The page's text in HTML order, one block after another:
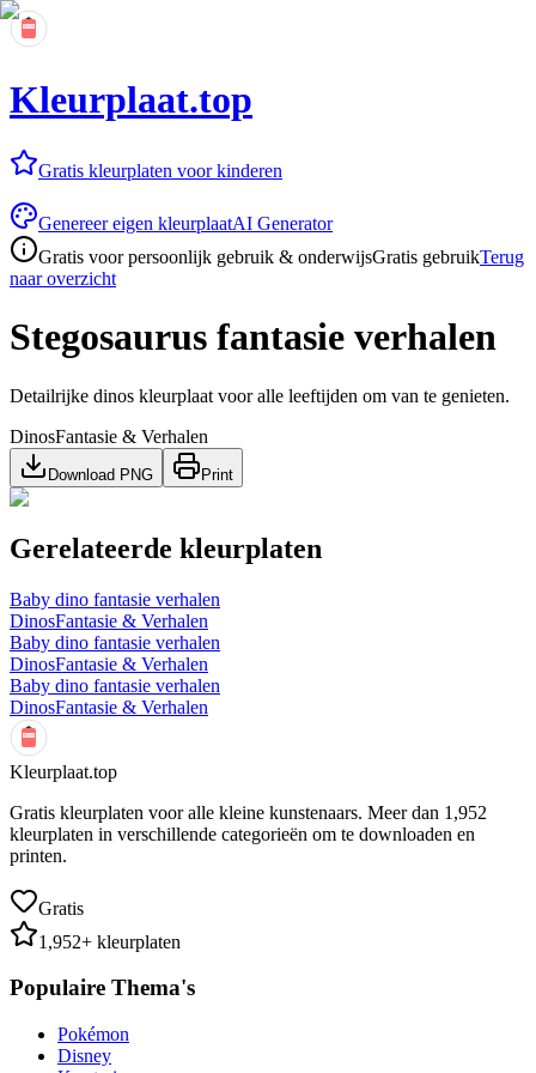
Kleurplaat.top
Gratis kleurplaten voor kinderen
Genereer eigen kleurplaatAI Generator
Gratis voor persoonlijk gebruik & onderwijsGratis gebruikTerug
naar overzicht
Stegosaurus fantasie verhalen
Detailrijke dinos kleurplaat voor alle leeftijden om van te genieten.
DinosFantasie & Verhalen
Download PNG Print
Gerelateerde kleurplaten
Baby dino fantasie verhalen
DinosFantasie & Verhalen
Baby dino fantasie verhalen
DinosFantasie & Verhalen
Baby dino fantasie verhalen
DinosFantasie & Verhalen
Kleurplaat.top
Gratis kleurplaten voor alle kleine kunstenaars. Meer dan 1,952
kleurplaten in verschillende categorieën om te downloaden en
printen.
Gratis
1,952+ kleurplaten
Populaire Thema's
Pokémon
Disney